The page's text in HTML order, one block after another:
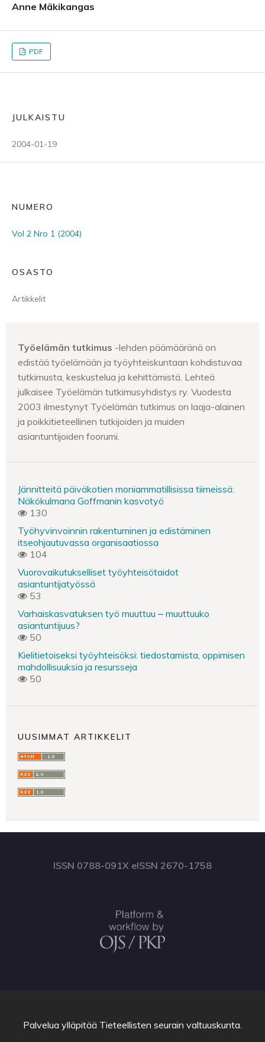
Anne Mäkikangas
PDF
JULKAISTU
2004-01-19
NUMERO
Vol 2 Nro 1 (2004)
OSASTO
Artikkelit
Työelämän tutkimus -lehden päämääränä on
edistää työelämään ja työyhteiskuntaan kohdistuvaa
tutkimusta, keskustelua ja kehittämistä. Lehteä
julkaisee Työelämän tutkimusyhdistys ry. Vuodesta
2003 ilmestynyt Työelämän tutkimus on laaja-alainen
ja poikkitieteellinen tutkijoiden ja muiden
asiantuntijoiden foorumi.
Jännitteitä päiväkotien moniammatillisissa tiimeissä:
Näkökulmana Goffmanin kasvotyö
130
Työhyvinvoinnin rakentuminen ja edistäminen
itseohjautuvassa organisaatiossa
104
Vuorovaikutukselliset työyhteisötaidot
asiantuntijatyössä
53
Varhaiskasvatuksen työ muuttuu ‒ muuttuuko
asiantuntijuus?
50
Kielitietoiseksi työyhteisöksi: tiedostamista, oppimisen
mahdollisuuksia ja resursseja
50
UUSIMMAT ARTIKKELIT
ISSN 0788-091X eISSN 2670-1758
Palvelua ylläpitää Tieteellisten seurain valtuuskunta.